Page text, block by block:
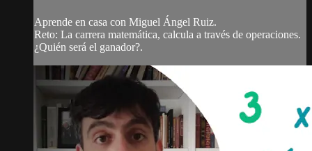
Aprende en casa con Miguel Ángel Ruiz.
Reto: La carrera matemática, calcula a través de operaciones.
¿Quién será el ganador?.